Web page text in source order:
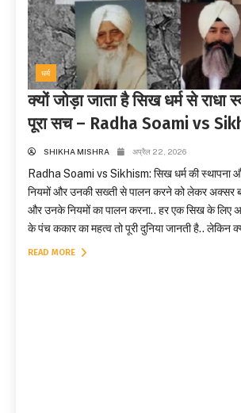
धर्म
क्यों जोड़ा जाता है सिख धर्म से राधा
पूरा सच – Radha Soami vs
SHIKHA MISHRA अप्रैल 22, 2026
Radha Soami vs Sikhism: सिख धर्म की
नियमों और उनकी सख्ती से पालन करने को लेकर अक्सर
और उनके नियमों का पालन करना.. हर एक सिख के लिए
के पंच ककार का महत्व तो पूरी दुनिया जानती है.. लेकिन
READ MORE